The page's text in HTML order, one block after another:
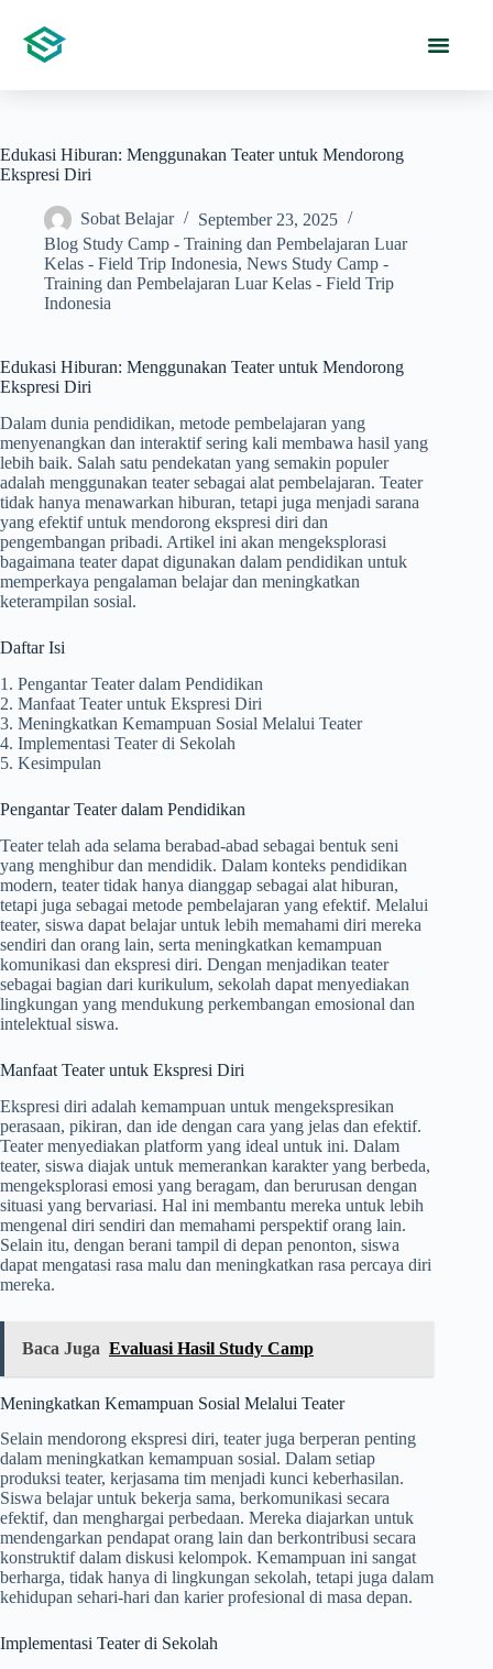
Edukasi Hiburan: Menggunakan Teater untuk Mendorong
Ekspresi Diri
Sobat Belajar
September 23, 2025
Blog Study Camp - Training dan Pembelajaran Luar
Kelas - Field Trip Indonesia, News Study Camp -
Training dan Pembelajaran Luar Kelas - Field Trip
Indonesia
Edukasi Hiburan: Menggunakan Teater untuk Mendorong
Ekspresi Diri
Dalam dunia pendidikan, metode pembelajaran yang
menyenangkan dan interaktif sering kali membawa hasil yang
lebih baik. Salah satu pendekatan yang semakin populer
adalah menggunakan teater sebagai alat pembelajaran. Teater
tidak hanya menawarkan hiburan, tetapi juga menjadi sarana
yang efektif untuk mendorong ekspresi diri dan
pengembangan pribadi. Artikel ini akan mengeksplorasi
bagaimana teater dapat digunakan dalam pendidikan untuk
memperkaya pengalaman belajar dan meningkatkan
keterampilan sosial.
Daftar Isi
1. Pengantar Teater dalam Pendidikan
2. Manfaat Teater untuk Ekspresi Diri
3. Meningkatkan Kemampuan Sosial Melalui Teater
4. Implementasi Teater di Sekolah
5. Kesimpulan
Pengantar Teater dalam Pendidikan
Teater telah ada selama berabad-abad sebagai bentuk seni
yang menghibur dan mendidik. Dalam konteks pendidikan
modern, teater tidak hanya dianggap sebagai alat hiburan,
tetapi juga sebagai metode pembelajaran yang efektif. Melalui
teater, siswa dapat belajar untuk lebih memahami diri mereka
sendiri dan orang lain, serta meningkatkan kemampuan
komunikasi dan ekspresi diri. Dengan menjadikan teater
sebagai bagian dari kurikulum, sekolah dapat menyediakan
lingkungan yang mendukung perkembangan emosional dan
intelektual siswa.
Manfaat Teater untuk Ekspresi Diri
Ekspresi diri adalah kemampuan untuk mengekspresikan
perasaan, pikiran, dan ide dengan cara yang jelas dan efektif.
Teater menyediakan platform yang ideal untuk ini. Dalam
teater, siswa diajak untuk memerankan karakter yang berbeda,
mengeksplorasi emosi yang beragam, dan berurusan dengan
situasi yang bervariasi. Hal ini membantu mereka untuk lebih
mengenal diri sendiri dan memahami perspektif orang lain.
Selain itu, dengan berani tampil di depan penonton, siswa
dapat mengatasi rasa malu dan meningkatkan rasa percaya diri
mereka.
Baca Juga Evaluasi Hasil Study Camp
Meningkatkan Kemampuan Sosial Melalui Teater
Selain mendorong ekspresi diri, teater juga berperan penting
dalam meningkatkan kemampuan sosial. Dalam setiap
produksi teater, kerjasama tim menjadi kunci keberhasilan.
Siswa belajar untuk bekerja sama, berkomunikasi secara
efektif, dan menghargai perbedaan. Mereka diajarkan untuk
mendengarkan pendapat orang lain dan berkontribusi secara
konstruktif dalam diskusi kelompok. Kemampuan ini sangat
berharga, tidak hanya di lingkungan sekolah, tetapi juga dalam
kehidupan sehari-hari dan karier profesional di masa depan.
Implementasi Teater di Sekolah